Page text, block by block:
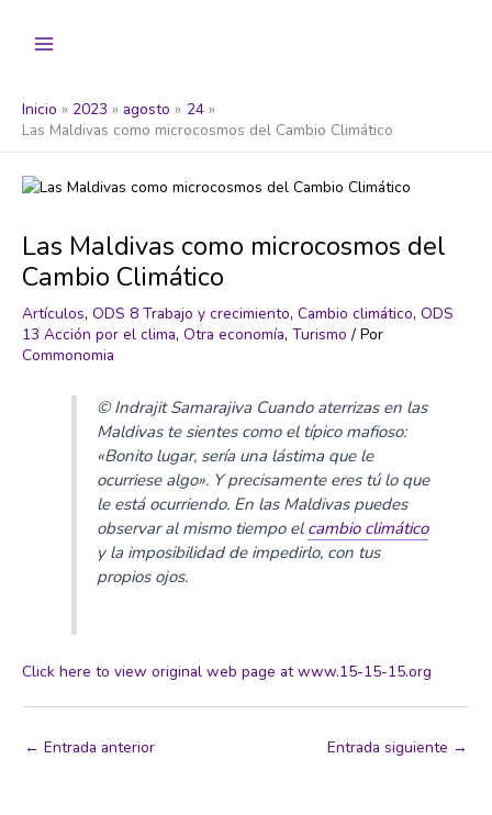
Inicio 2023 agosto
24
Las Maldivas como microcosmos del Cambio Climático
Las Maldivas como microcosmos del
Cambio Climático
Artículos, ODS 8 Trabajo y crecimiento, Cambio climático, ODS
13 Acción por el clima, Otra economía, Turismo / Por
Commonomia
© Indrajit Samarajiva Cuando aterrizas en las
Maldivas te sientes como el típico mafioso:
«Bonito lugar, sería una lástima que le
ocurriese algo». Y precisamente eres tú lo que
le está ocurriendo. En las Maldivas puedes
observar al mismo tiempo el cambio climático
y la imposibilidad de impedirlo, con tus
propios ojos.
Click here to view original web page at www.15-15-15.org
← Entrada anterior Entrada siguiente →